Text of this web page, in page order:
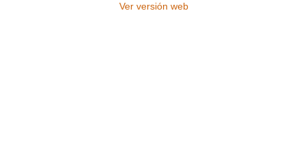
Ver versión web